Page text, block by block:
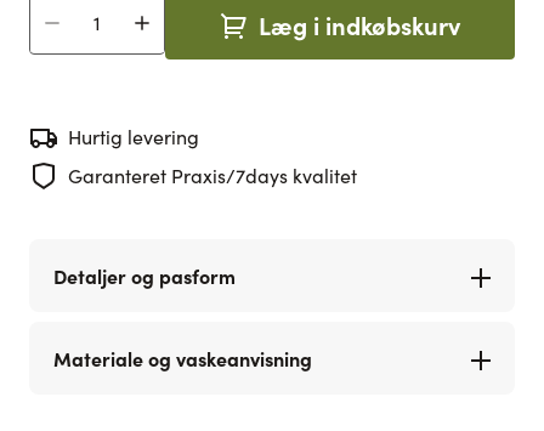
Antal Læg i indkøbskurv
Hurtig levering
Garanteret Praxis/7days kvalitet
Detaljer og pasform
Materiale og vaskeanvisning